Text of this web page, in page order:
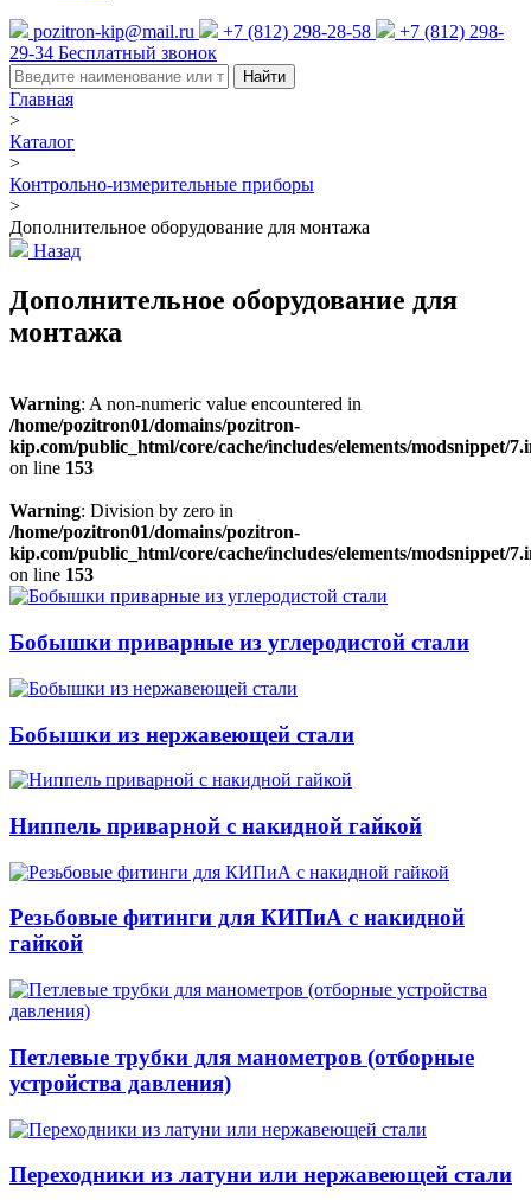
pozitron-kip@mail.ru +7 (812) 298-28-58
+7 (812) 298-
29-34 Бесплатный звонок
Найти
Главная
>
Каталог
>
Контрольно-измерительные приборы
>
Дополнительное оборудование для монтажа
Назад
Дополнительное оборудование для
монтажа
Warning: A non-numeric value encountered in
/home/pozitron01/domains/pozitron-
kip.com/public_html/core/cache/includes/elements/modsnippet/
on line 153
Warning: Division by zero in
/home/pozitron01/domains/pozitron-
kip.com/public_html/core/cache/includes/elements/modsnippet/
on line 153
Бобышки приварные из углеродистой стали
Бобышки из нержавеющей стали
Ниппель при­вар­ной с накидной гайкой
Резьбовые фитинги для КИПиА с накидной
гайкой
Петлевые трубки для манометров (отборные
устройства давления)
Переходники из латуни или нержавеющей стали